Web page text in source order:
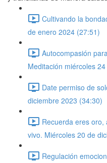
Cultivando la
de enero 2024 (27:51)
Autocompasión
Meditación miércoles
Date permiso de
diciembre 2023 (34:30)
Recuerda eres oro,
vivo. Miércoles 20 de
Regulación